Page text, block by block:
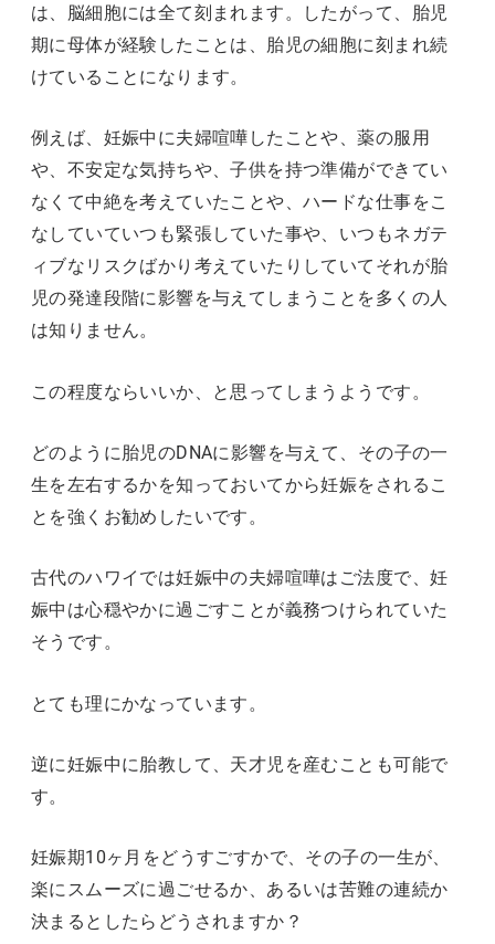
は、脳細胞には全て刻まれます。したがって、胎児
期に母体が経験したことは、胎児の細胞に刻まれ続
けていることになります。
例えば、妊娠中に夫婦喧嘩したことや、薬の服用
や、不安定な気持ちや、子供を持つ準備ができてい
なくて中絶を考えていたことや、ハードな仕事をこ
なしていていつも緊張していた事や、いつもネガテ
ィブなリスクばかり考えていたりしていてそれが胎
児の発達段階に影響を与えてしまうことを多くの人
は知りません。
この程度ならいいか、と思ってしまうようです。
どのように胎児のDNAに影響を与えて、その子の一
生を左右するかを知っておいてから妊娠をされるこ
とを強くお勧めしたいです。
古代のハワイでは妊娠中の夫婦喧嘩はご法度で、妊
娠中は心穏やかに過ごすことが義務つけられていた
そうです。
とても理にかなっています。
逆に妊娠中に胎教して、天才児を産むことも可能で
す。
妊娠期10ヶ月をどうすごすかで、その子の一生が、
楽にスムーズに過ごせるか、あるいは苦難の連続か
決まるとしたらどうされますか？